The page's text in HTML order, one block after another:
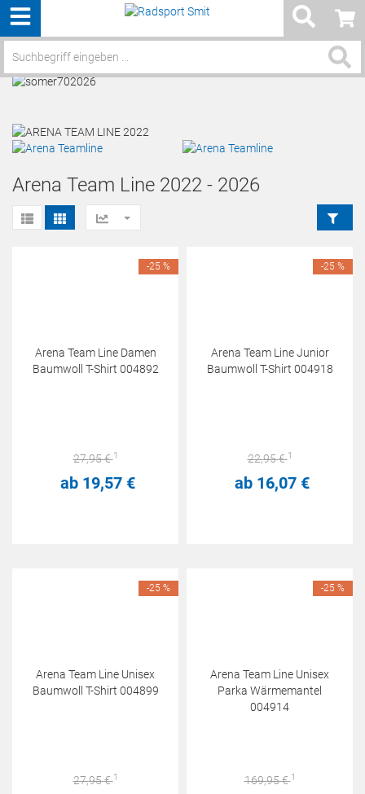
Menü
Service / Hilfe
Arena Team Line 2022 - 2026
Arena Team Line Damen
Baumwoll T-Shirt 004892
27,95€ 1
ab 19,57 €
-25 %
Arena Team Line Junior
Baumwoll T-Shirt 004918
22,95€ 1
ab 16,07 €
-25 %
Arena Team Line Unisex
Baumwoll T-Shirt 004899
27,95€ 1
-25 %
Arena Team Line Unisex
Parka Wärmemantel
004914
169,95€ 1
-25 %